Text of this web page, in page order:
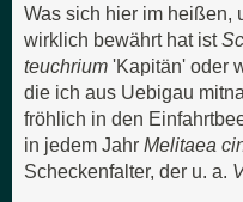
Was sich hier im heißen,
wirklich bewährt hat ist
teuchrium 'Kapitän' oder
die ich aus Uebigau
fröhlich in den
in jedem Jahr Melitaea
Scheckenfalter, der u. a.